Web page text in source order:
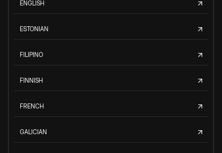
ENGLISH
ESTONIAN
FILIPINO
FINNISH
FRENCH
GALICIAN